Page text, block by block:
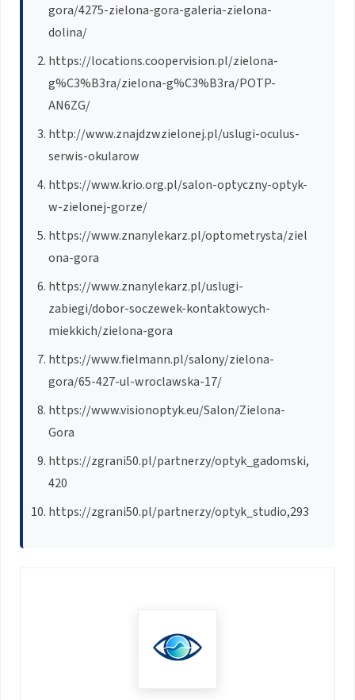
gora/4275-zielona-gora-galeria-zielona-
dolina/
https://locations.coopervision.pl/zielona-
g%C3%B3ra/zielona-g%C3%B3ra/POTP-
AN6ZG/
http://www.znajdzwzielonej.pl/uslugi-oculus-
serwis-okularow
https://www.krio.org.pl/salon-optyczny-optyk-
w-zielonej-gorze/
https://www.znanylekarz.pl/optometrysta/ziel
ona-gora
https://www.znanylekarz.pl/uslugi-
zabiegi/dobor-soczewek-kontaktowych-
miekkich/zielona-gora
https://www.fielmann.pl/salony/zielona-
gora/65-427-ul-wroclawska-17/
https://www.visionoptyk.eu/Salon/Zielona-
Gora
https://zgrani50.pl/partnerzy/optyk_gadomski,
420
https://zgrani50.pl/partnerzy/optyk_studio,293